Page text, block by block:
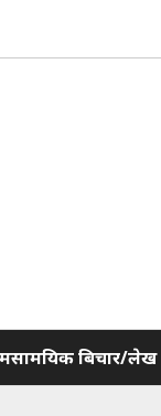
बिचार/लेख